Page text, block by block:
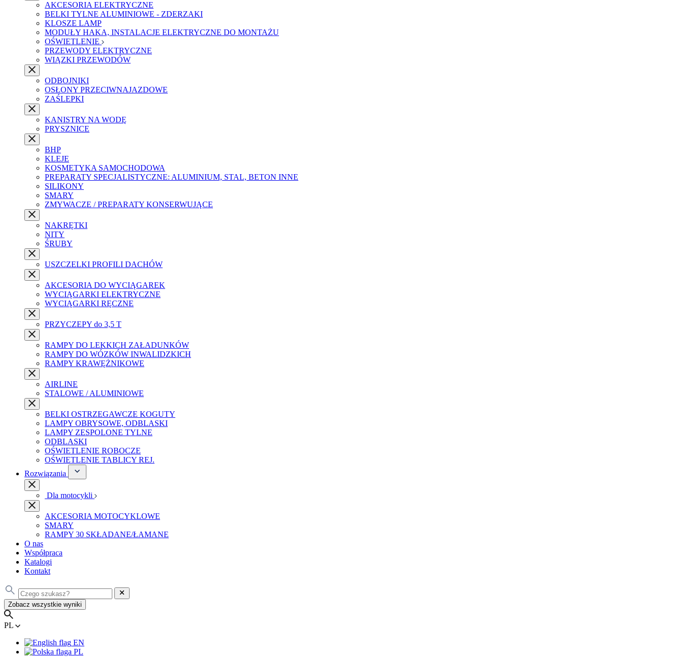
AKCESORIA ELEKTRYCZNE
BELKI TYLNE ALUMINIOWE - ZDERZAKI
KLOSZE LAMP
MODUŁY HAKA, INSTALACJE ELEKTRYCZNE DO MONTAŻU
OŚWIETLENIE
PRZEWODY ELEKTRYCZNE
WIĄZKI PRZEWODÓW
ODBOJNIKI
OSŁONY PRZECIWNAJAZDOWE
ZAŚLEPKI
KANISTRY NA WODĘ
PRYSZNICE
BHP
KLEJE
KOSMETYKA SAMOCHODOWA
PREPARATY SPECJALISTYCZNE: ALUMINIUM, STAL, BETON INNE
SILIKONY
SMARY
ZMYWACZE / PREPARATY KONSERWUJĄCE
NAKRĘTKI
NITY
ŚRUBY
USZCZELKI PROFILI DACHÓW
AKCESORIA DO WYCIĄGAREK
WYCIĄGARKI ELEKTRYCZNE
WYCIĄGARKI RĘCZNE
PRZYCZEPY do 3,5 T
RAMPY DO LEKKICH ZAŁADUNKÓW
RAMPY DO WÓZKÓW INWALIDZKICH
RAMPY KRAWĘŻNIKOWE
AIRLINE
STALOWE / ALUMINIOWE
BELKI OSTRZEGAWCZE KOGUTY
LAMPY OBRYSOWE, ODBLASKI
LAMPY ZESPOLONE TYLNE
ODBLASKI
OŚWIETLENIE ROBOCZE
OŚWIETLENIE TABLICY REJ.
Rozwiązania
Dla motocykli
AKCESORIA MOTOCYKLOWE
SMARY
RAMPY 30 SKŁADANE/ŁAMANE
O nas
Współpraca
Katalogi
Kontakt
Zobacz wszystkie wyniki
PL
EN
PL